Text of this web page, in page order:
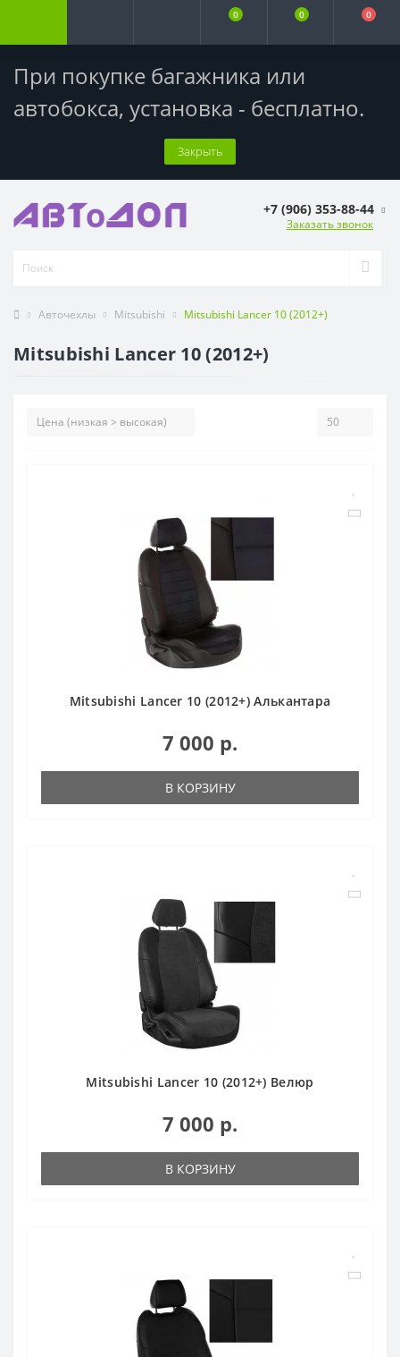
При покупке багажника или
автобокса, установка - бесплатно.
Закрыть
0 0 0
+7 (906) 353-88-44
Заказать звонок
Авточехлы Mitsubishi Mitsubishi Lancer 10 (2012+)
Mitsubishi Lancer 10 (2012+)
Mitsubishi Lancer 10 (2012+) Алькантара
7 000 р.
В КОРЗИНУ
Mitsubishi Lancer 10 (2012+) Велюр
7 000 р.
В КОРЗИНУ